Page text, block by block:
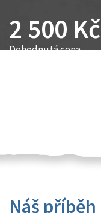
2 500 Kč
Dohodnutá cena
Náš příběh